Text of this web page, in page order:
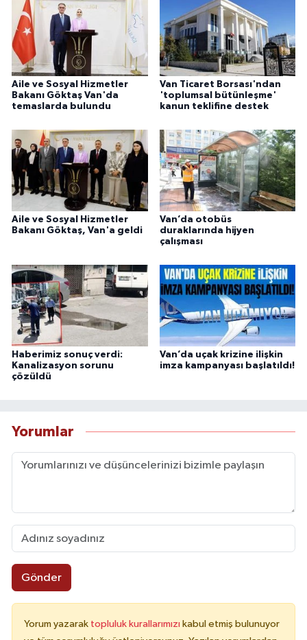
Aile ve Sosyal Hizmetler
Bakanı Göktaş Van'da
temaslarda bulundu
Van Ticaret Borsası'ndan
'toplumsal bütünleşme'
kanun teklifine destek
Aile ve Sosyal Hizmetler
Bakanı Göktaş, Van'a geldi
Van’da otobüs
duraklarında hijyen
çalışması
Haberimiz sonuç verdi:
Kanalizasyon sorunu
çözüldü
Van’da uçak krizine ilişkin
imza kampanyası başlatıldı!
Yorumlar
Gönder
Yorum yazarak topluluk kurallarımızı kabul etmiş bulunuyor